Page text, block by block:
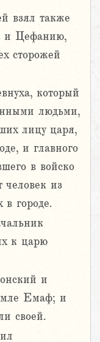
взял также
и Цефанию,
сторожей
который
людьми,
лицу царя,
и главного
в войско
человек из
в городе.
к царю
и
Емаф; и
своей.